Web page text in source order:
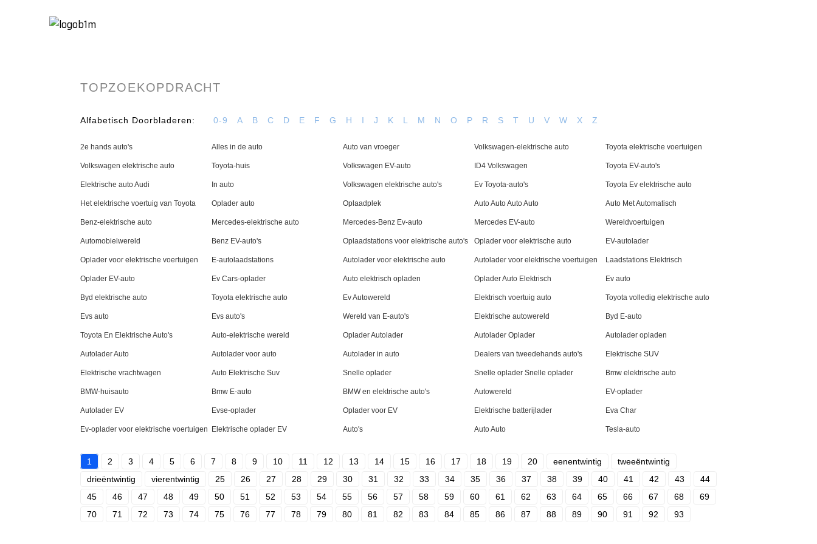
TOPZOEKOPDRACHT
Alfabetisch Doorbladeren: 0-9 A B C D E F G H I J K L M N O P R S T U V W X Z
2e hands auto's Alles in de auto Auto van vroeger Volkswagen-elektrische auto Toyota elektrische voertuigen
Volkswagen elektrische auto Toyota-huis Volkswagen EV-auto ID4 Volkswagen Toyota EV-auto's
Elektrische auto Audi In auto Volkswagen elektrische auto's Ev Toyota-auto's Toyota Ev elektrische auto
Het elektrische voertuig van Toyota Oplader auto Oplaadplek Auto Auto Auto Auto Auto Met Automatisch
Benz-elektrische auto Mercedes-elektrische auto Mercedes-Benz Ev-auto Mercedes EV-auto Wereldvoertuigen
Automobielwereld Benz EV-auto's Oplaadstations voor elektrische auto's Oplader voor elektrische auto EV-autolader
Oplader voor elektrische voertuigen E-autolaadstations Autolader voor elektrische auto Autolader voor elektrische voertuigen Laadstations Elektrisch
Oplader EV-auto Ev Cars-oplader Auto elektrisch opladen Oplader Auto Elektrisch Ev auto
Byd elektrische auto Toyota elektrische auto Ev Autowereld Elektrisch voertuig auto Toyota volledig elektrische auto
Evs auto Evs auto's Wereld van E-auto's Elektrische autowereld Byd E-auto
Toyota En Elektrische Auto's Auto-elektrische wereld Oplader Autolader Autolader Oplader Autolader opladen
Autolader Auto Autolader voor auto Autolader in auto Dealers van tweedehands auto's Elektrische SUV
Elektrische vrachtwagen Auto Elektrische Suv Snelle oplader Snelle oplader Snelle oplader Bmw elektrische auto
BMW-huisauto Bmw E-auto BMW en elektrische auto's Autowereld EV-oplader
Autolader EV Evse-oplader Oplader voor EV Elektrische batterijlader Eva Char
Ev-oplader voor elektrische voertuigen Elektrische oplader EV Auto's Auto Auto Tesla-auto
1 2 3 4 5 6 7 8 9 10 11 12 13 14 15 16 17 18 19 20 eenentwintig
tweeëntwintig
drieëntwintig
vierentwintig 25 26 27 28 29 30 31 32 33 34 35 36 37 38 39 40 41 42 43
44
45
46 47 48 49 50 51 52 53 54 55 56 57 58 59 60 61 62 63 64 65 66 67 68
69
70
71 72 73 74 75 76 77 78 79 80 81 82 83 84 85 86 87 88 89 90 91 92 93